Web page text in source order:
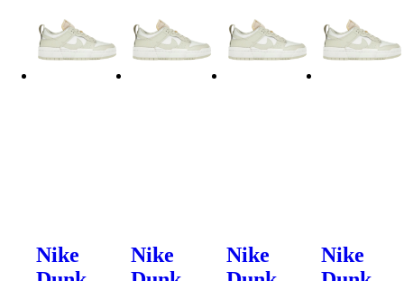
Nike
Nike
Nike
Nike